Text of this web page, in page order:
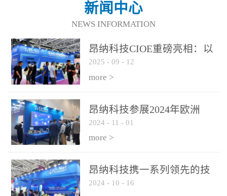
新闻中心
NEWS INFORMATION
昂纳科技CIOE重磅亮相：以
光通信创新引擎，驱动AI与
算力互联新时代
2025 - 09 - 12
more >
昂纳科技参展2024年欧洲
ECOC展会
2024 - 11 - 01
more >
昂纳科技携一系列领先的技
术平台和优秀产品参展2024
2024 - 10 - 16